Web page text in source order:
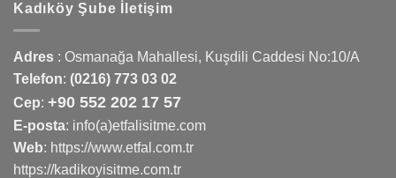
Kadıköy Şube İletişim
Adres : Osmanağa Mahallesi, Kuşdili Caddesi No:10/A
Telefon: (0216) 773 03 02
Cep: +90 552 202 17 57
E-posta: info(a)etfalisitme.com
Web: https://www.etfal.com.tr
https://kadikoyisitme.com.tr